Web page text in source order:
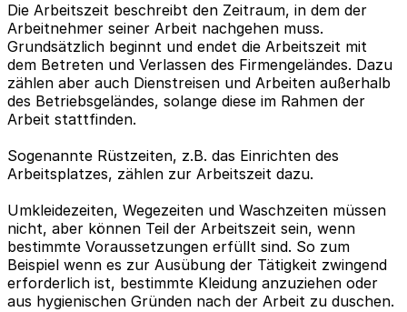
Die Arbeitszeit beschreibt den Zeitraum, in dem der
Arbeitnehmer seiner Arbeit nachgehen muss.
Grundsätzlich beginnt und endet die Arbeitszeit mit
dem Betreten und Verlassen des Firmengeländes. Dazu
zählen aber auch Dienstreisen und Arbeiten außerhalb
des Betriebsgeländes, solange diese im Rahmen der
Arbeit stattfinden.
Sogenannte Rüstzeiten, z.B. das Einrichten des
Arbeitsplatzes, zählen zur Arbeitszeit dazu.
Umkleidezeiten, Wegezeiten und Waschzeiten müssen
nicht, aber können Teil der Arbeitszeit sein, wenn
bestimmte Voraussetzungen erfüllt sind. So zum
Beispiel wenn es zur Ausübung der Tätigkeit zwingend
erforderlich ist, bestimmte Kleidung anzuziehen oder
aus hygienischen Gründen nach der Arbeit zu duschen.